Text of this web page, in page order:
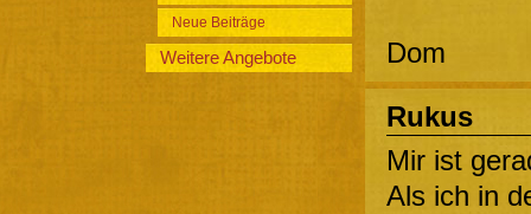
Neue Beiträge
Weitere Angebote
Dom
Rukus
Mir ist
Als ich in